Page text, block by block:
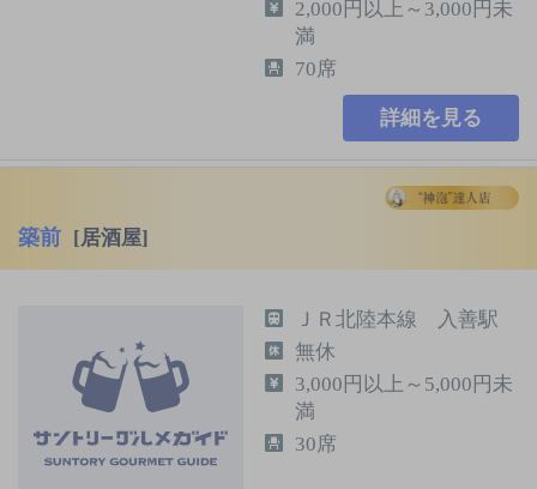
2,000円以上～3,000円未
満
70席
詳細を見る
築前 [居酒屋]
ＪＲ北陸本線 入善駅
無休
3,000円以上～5,000円未
満
30席